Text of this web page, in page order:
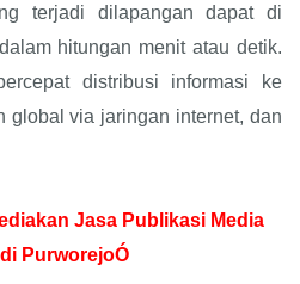
terjadi dilapangan dapat di
hitungan menit atau detik.
distribusi informasi ke
global via jaringan internet, dan
Jasa Publikasi Media
PurworejoÓ